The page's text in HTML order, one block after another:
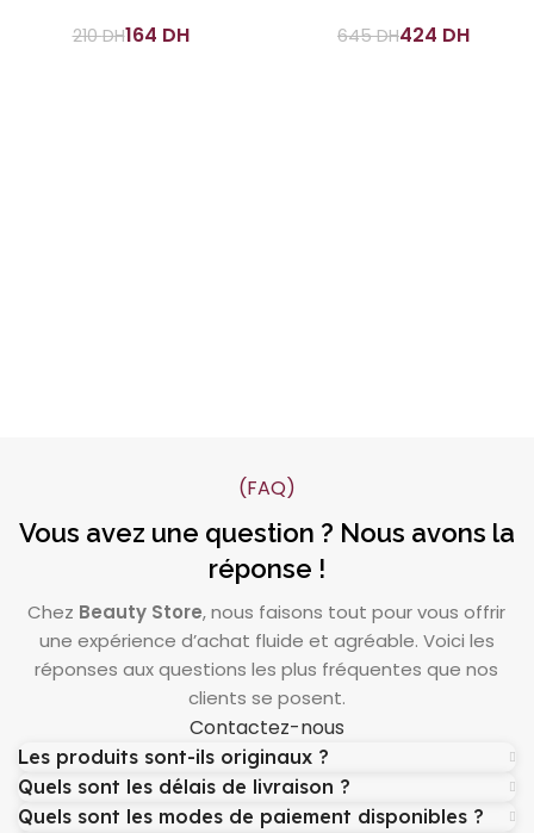
210DH164 DH 645DH424 DH
(FAQ)
Vous avez une question ? Nous avons la
réponse !
Chez Beauty Store, nous faisons tout pour vous offrir
une expérience d’achat fluide et agréable. Voici les
réponses aux questions les plus fréquentes que nos
clients se posent.
Contactez-nous
Les produits sont-ils originaux ?
Quels sont les délais de livraison ?
Quels sont les modes de paiement disponibles ?